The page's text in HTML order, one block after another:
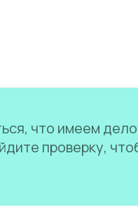
что имеем
проверку,